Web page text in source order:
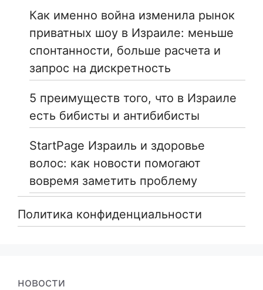
Как именно война изменила рынок
приватных шоу в Израиле: меньше
спонтанности, больше расчета и
запрос на дискретность
5 преимуществ того, что в Израиле
есть бибисты и антибибисты
StartPage Израиль и здоровье
волос: как новости помогают
вовремя заметить проблему
Политика конфиденциальности
новости